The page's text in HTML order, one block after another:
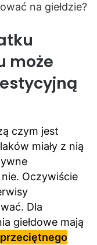
na giełdzie?
może
czym jest
miały z nią
Oczywiście
Dla
giełdowe mają